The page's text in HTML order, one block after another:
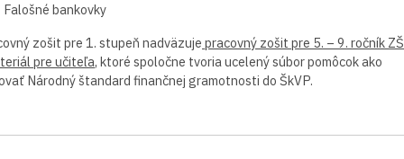
Falošné bankovky
zošit pre 1. stupeň nadväzuje pracovný zošit pre 5. – 9. ročník ZŠ
pre učiteľa, ktoré spoločne tvoria ucelený súbor pomôcok ako
Národný štandard finančnej gramotnosti do ŠkVP.